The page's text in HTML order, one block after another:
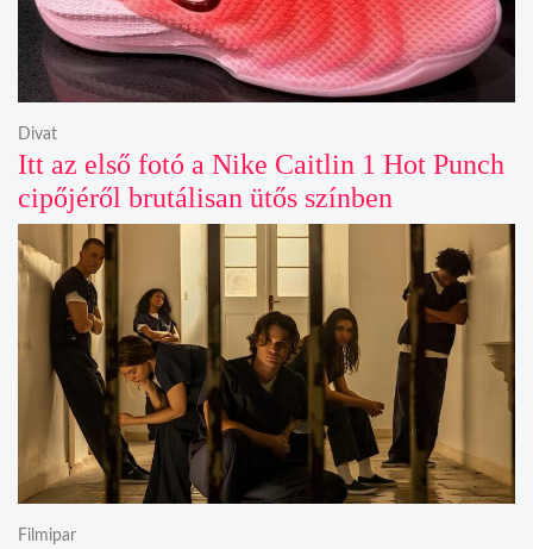
Itt az első fotó a Nike Caitlin 1 Hot Punch
cipőjéről brutálisan ütős színben
Divat
Filmipar